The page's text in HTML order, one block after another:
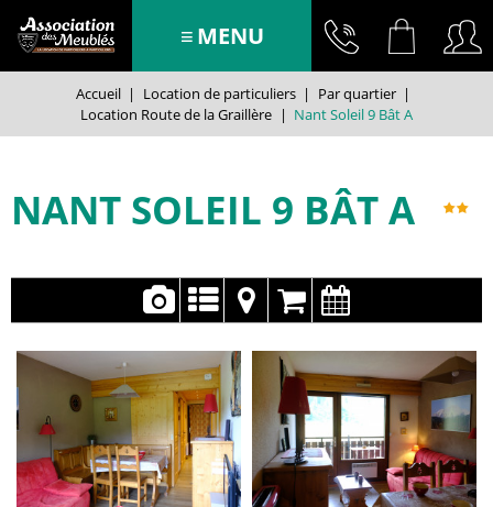
MENU
Accueil | Location de particuliers | Par quartier |
Location Route de la Graillère | Nant Soleil 9 Bât A
NANT SOLEIL 9 BÂT A